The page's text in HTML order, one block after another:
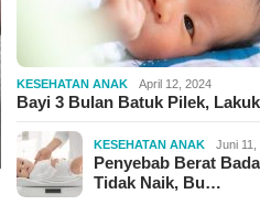
KESEHATAN ANAK April 12, 2024
Bayi 3 Bulan Batuk Pilek,
KESEHATAN ANAK Juni 11,
Penyebab Berat
Tidak Naik, Bu…